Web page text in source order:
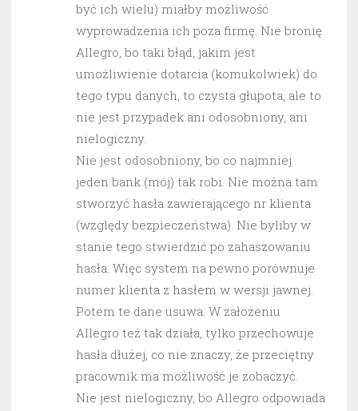
być ich wielu) miałby możliwość
wyprowadzenia ich poza firmę. Nie bronię
Allegro, bo taki błąd, jakim jest
umożliwienie dotarcia (komukolwiek) do
tego typu danych, to czysta głupota, ale to
nie jest przypadek ani odosobniony, ani
nielogiczny.
Nie jest odosobniony, bo co najmniej
jeden bank (mój) tak robi. Nie można tam
stworzyć hasła zawierającego nr klienta
(względy bezpieczeństwa). Nie byliby w
stanie tego stwierdzić po zahaszowaniu
hasła. Więc system na pewno porównuje
numer klienta z hasłem w wersji jawnej.
Potem te dane usuwa. W założeniu
Allegro też tak działa, tylko przechowuje
hasła dłużej, co nie znaczy, że przeciętny
pracownik ma możliwość je zobaczyć.
Nie jest nielogiczny, bo Allegro odpowiada